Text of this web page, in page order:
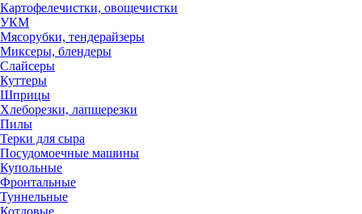
Картофелечистки, овощечистки
УКМ
Мясорубки, тендерайзеры
Миксеры, блендеры
Слайсеры
Куттеры
Шприцы
Хлеборезки, лапшерезки
Пилы
Терки для сыра
Посудомоечные машины
Купольные
Фронтальные
Туннельные
Котловые